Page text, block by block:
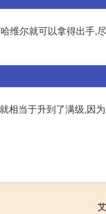
维尔就可以拿得出手,
相当于升到了满级,因